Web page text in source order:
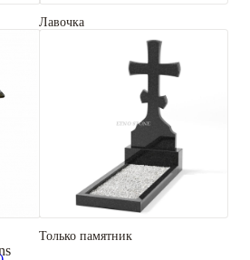
Лавочка
Только памятник